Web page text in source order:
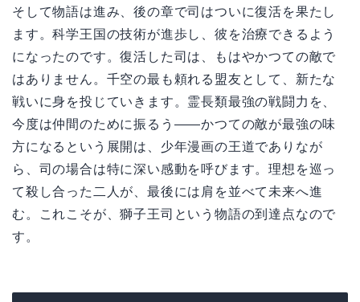
そして物語は進み、後の章で司はついに復活を果たし
ます。科学王国の技術が進歩し、彼を治療できるよう
になったのです。復活した司は、もはやかつての敵で
はありません。千空の最も頼れる盟友として、新たな
戦いに身を投じていきます。霊長類最強の戦闘力を、
今度は仲間のために振るう——かつての敵が最強の味
方になるという展開は、少年漫画の王道でありなが
ら、司の場合は特に深い感動を呼びます。理想を巡っ
て殺し合った二人が、最後には肩を並べて未来へ進
む。これこそが、獅子王司という物語の到達点なので
す。